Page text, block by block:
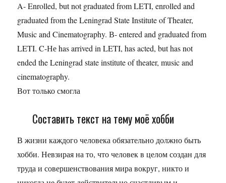
A- Enrolled, but not graduated from LETI, enrolled and
graduated from the Leningrad State Institute of Theater,
Music and Cinematography. В- entered and graduated from
LETI. C-Не has arrived in LETI, has acted, but has not
ended the Leningrad state institute of theater, music and
cinematography.
Вот только смогла
Составить текст на тему моё хобби
В жизни каждого человека обязательно должно быть
хобби. Невзирая на то, что человек в целом создан для
труда и совершенствования мира вокруг, никто и